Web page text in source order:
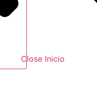
Close Inicio